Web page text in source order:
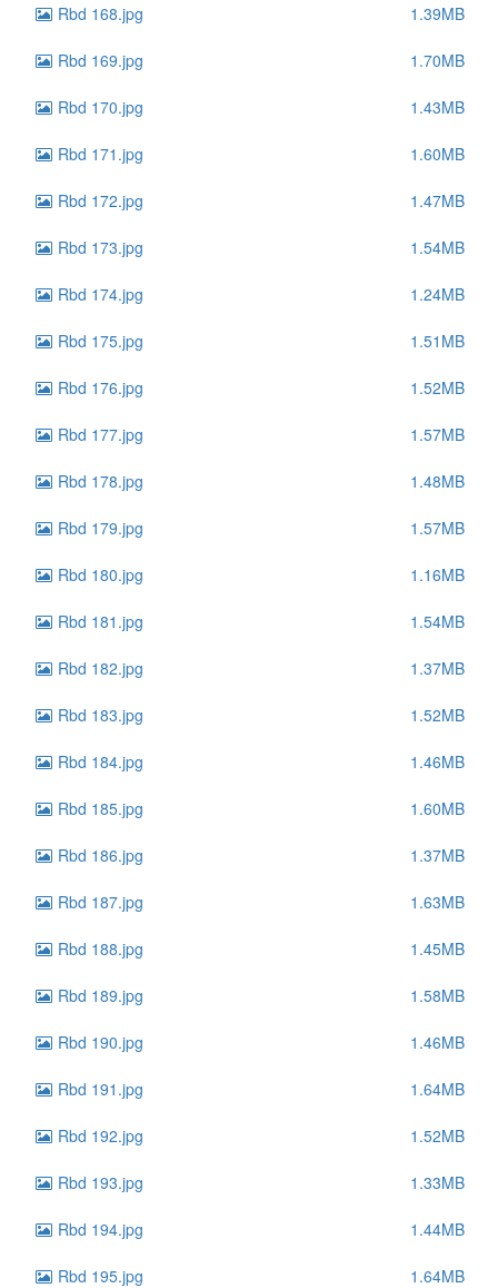
Rbd 168.jpg 1.39MB
Rbd 169.jpg 1.70MB
Rbd 170.jpg 1.43MB
Rbd 171.jpg 1.60MB
Rbd 172.jpg 1.47MB
Rbd 173.jpg 1.54MB
Rbd 174.jpg 1.24MB
Rbd 175.jpg 1.51MB
Rbd 176.jpg 1.52MB
Rbd 177.jpg 1.57MB
Rbd 178.jpg 1.48MB
Rbd 179.jpg 1.57MB
Rbd 180.jpg 1.16MB
Rbd 181.jpg 1.54MB
Rbd 182.jpg 1.37MB
Rbd 183.jpg 1.52MB
Rbd 184.jpg 1.46MB
Rbd 185.jpg 1.60MB
Rbd 186.jpg 1.37MB
Rbd 187.jpg 1.63MB
Rbd 188.jpg 1.45MB
Rbd 189.jpg 1.58MB
Rbd 190.jpg 1.46MB
Rbd 191.jpg 1.64MB
Rbd 192.jpg 1.52MB
Rbd 193.jpg 1.33MB
Rbd 194.jpg 1.44MB
Rbd 195.jpg 1.64MB